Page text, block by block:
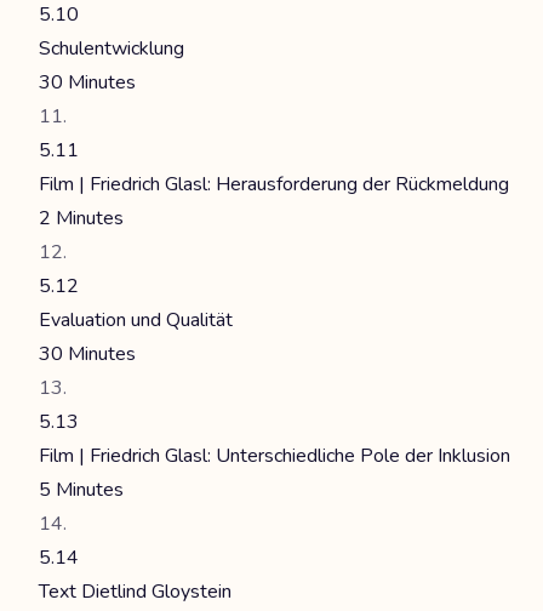
5.10
Schulentwicklung
30 Minutes
5.11
Film | Friedrich Glasl: Herausforderung der Rückmeldung
2 Minutes
5.12
Evaluation und Qualität
30 Minutes
5.13
Film | Friedrich Glasl: Unterschiedliche Pole der Inklusion
5 Minutes
5.14
Text Dietlind Gloystein